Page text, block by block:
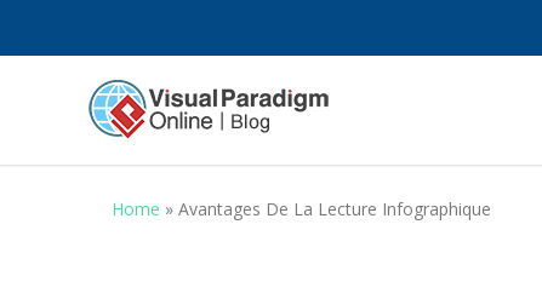
Home » Avantages De La Lecture Infographique